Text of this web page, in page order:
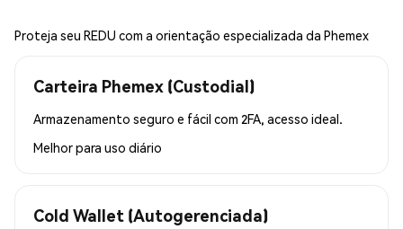
Proteja seu REDU com a orientação especializada da Phemex
Carteira Phemex (Custodial)
Armazenamento seguro e fácil com 2FA, acesso ideal.
Melhor para uso diário
Cold Wallet (Autogerenciada)